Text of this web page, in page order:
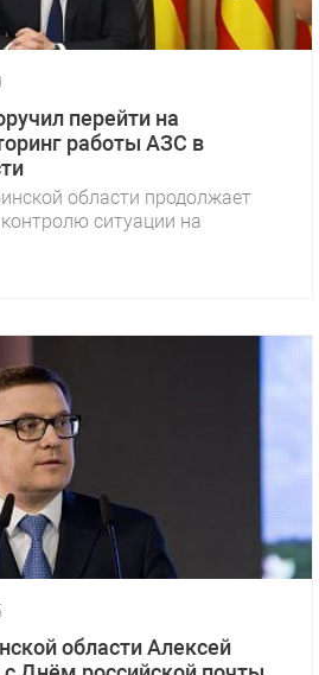
перейти на
работы АЗС в
области продолжает
ситуации на
области Алексей